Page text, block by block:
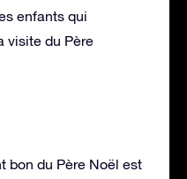
enfants qui
visite du Père
bon du Père Noël est